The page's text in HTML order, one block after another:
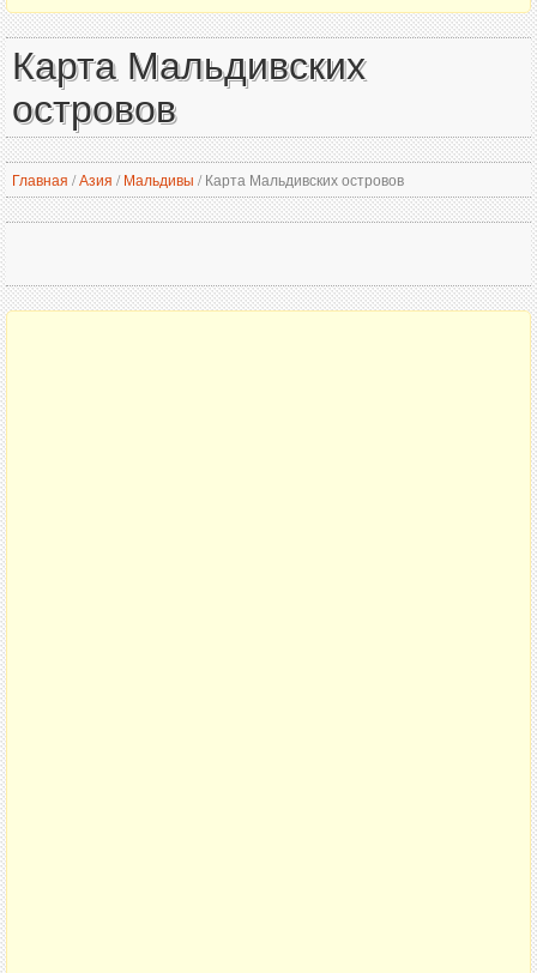
Карта Мальдивских
островов
Главная /Азия / Мальдивы /Карта Мальдивских островов